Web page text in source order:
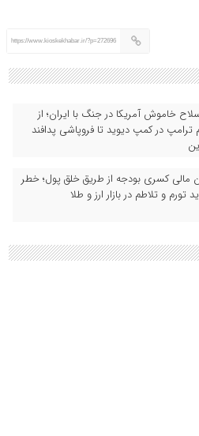
https://www.kioskekhabar.ir/?p=272696
خاموش آمریکا در جنگ با ایران؛ از
در کمپ دیوید تا فروپاشی پدافند
مالی کسری بودجه از طریق خلق پول؛ خطر
تورم و تلاطم در بازار ارز و طلا